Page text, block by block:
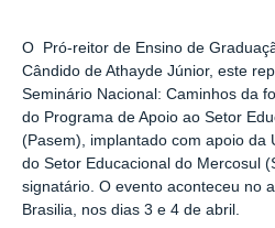
O Pró-reitor de Ensino de
Cândido de Athayde Júnior, este
Seminário Nacional: Caminhos da
do Programa de Apoio ao Setor
(Pasem), implantado com apoio da
do Setor Educacional do Mercosul
signatário. O evento aconteceu no
Brasilia, nos dias 3 e 4 de abril.